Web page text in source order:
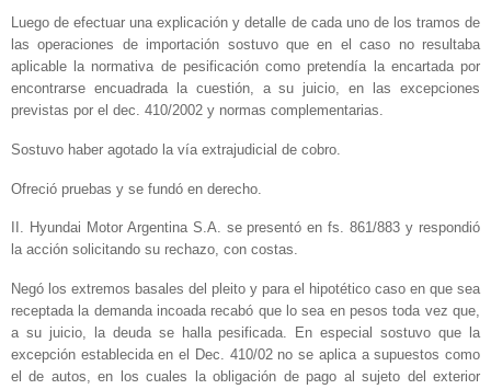
Luego de efectuar una explicación y detalle de cada uno de los tramos de
las operaciones de importación sostuvo que en el caso no resultaba
aplicable la normativa de pesificación como pretendía la encartada por
encontrarse encuadrada la cuestión, a su juicio, en las excepciones
previstas por el dec. 410/2002 y normas complementarias.
Sostuvo haber agotado la vía extrajudicial de cobro.
Ofreció pruebas y se fundó en derecho.
II. Hyundai Motor Argentina S.A. se presentó en fs. 861/883 y respondió
la acción solicitando su rechazo, con costas.
Negó los extremos basales del pleito y para el hipotético caso en que sea
receptada la demanda incoada recabó que lo sea en pesos toda vez que,
a su juicio, la deuda se halla pesificada. En especial sostuvo que la
excepción establecida en el Dec. 410/02 no se aplica a supuestos como
el de autos, en los cuales la obligación de pago al sujeto del exterior